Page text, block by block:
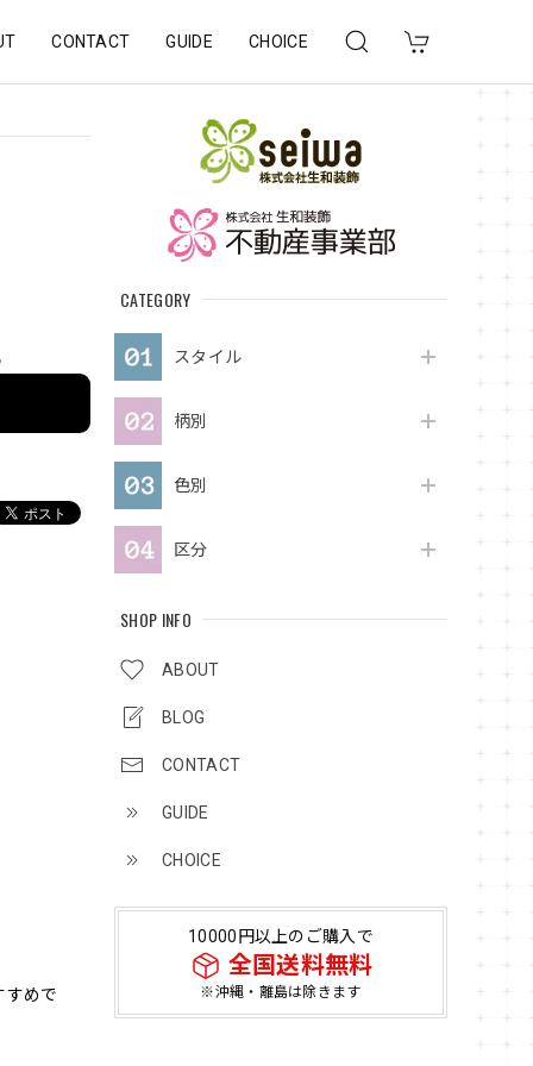
CONTACT GUIDE CHOICE
CATEGORY
スタイル
柄別
色別
区分
SHOP INFO
ABOUT
BLOG
CONTACT
GUIDE
CHOICE
10000円以上のご購入で
全国送料無料
※沖縄・離島は除きます
すめで